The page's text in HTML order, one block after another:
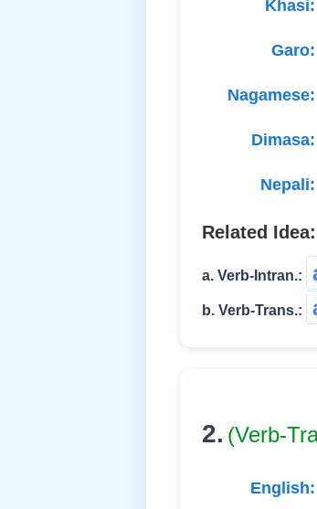
Khasi:
Garo:
Nagamese:
Dimasa:
Nepali:
Related Idea:
a. Verb-Intran.:
b. Verb-Trans.:
2. (Verb-
English: